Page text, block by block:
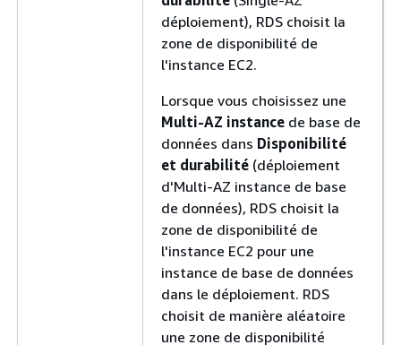
déploiement), RDS choisit la
zone de disponibilité de
l'instance EC2.
Lorsque vous choisissez une
Multi-AZ instance de base de
données dans Disponibilité
et durabilité (déploiement
d'Multi-AZ instance de base
de données), RDS choisit la
zone de disponibilité de
l'instance EC2 pour une
instance de base de données
dans le déploiement. RDS
choisit de manière aléatoire
une zone de disponibilité